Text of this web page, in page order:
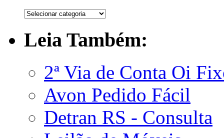
Leia Também:
2ª Via de Conta Oi
Avon Pedido Fácil
Detran RS - Consulta